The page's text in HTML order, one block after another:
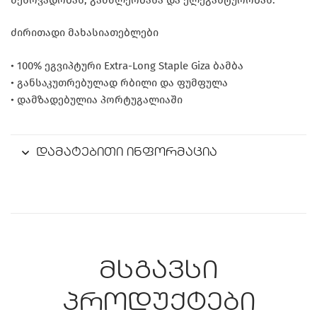
ძირითადი მახასიათებლები
• 100% ეგვიპტური Extra-Long Staple Giza ბამბა
• განსაკუთრებულად რბილი და ფუმფულა
• დამზადებულია პორტუგალიაში
დამატებითი ინფორმაცია
მსგავსი
პროდუქტები